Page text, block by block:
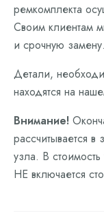
ремкомплекта
Своим клиентам
и срочную замену.
Детали,
находятся на
Внимание!
рассчитывается в
узла. В
НЕ включается